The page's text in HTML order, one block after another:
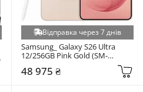
Відправка через 7 днів
Samsung_ Galaxy S26 Ultra
12/256GB Pink Gold (SM-
48 975 ₴